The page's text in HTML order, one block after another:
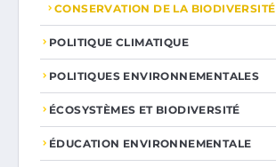
CONSERVATION DE LA BIODIVERSITÉ
POLITIQUE CLIMATIQUE
POLITIQUES ENVIRONNEMENTALES
ÉCOSYSTÈMES ET BIODIVERSITÉ
ÉDUCATION ENVIRONNEMENTALE